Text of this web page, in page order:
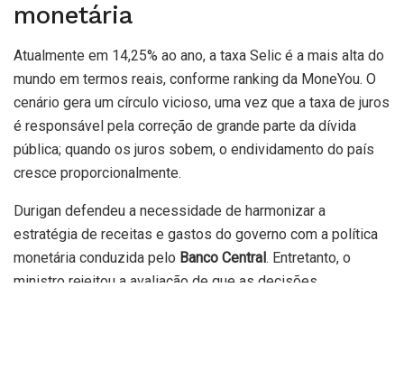
monetária
Atualmente em 14,25% ao ano, a taxa Selic é a mais alta do
mundo em termos reais, conforme ranking da MoneYou. O
cenário gera um círculo vicioso, uma vez que a taxa de juros
é responsável pela correção de grande parte da dívida
pública; quando os juros sobem, o endividamento do país
cresce proporcionalmente.
Durigan defendeu a necessidade de harmonizar a
estratégia de receitas e gastos do governo com a política
monetária conduzida pelo Banco Central. Entretanto, o
ministro rejeitou a avaliação de que as decisões